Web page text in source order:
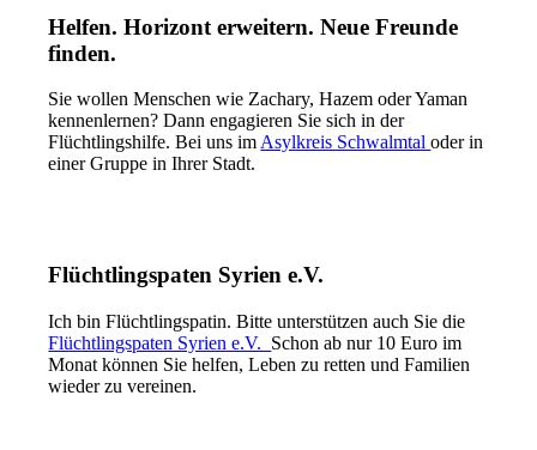
Helfen. Horizont erweitern. Neue Freunde
finden.
Sie wollen Menschen wie Zachary, Hazem oder Yaman
kennenlernen? Dann engagieren Sie sich in der
Flüchtlingshilfe. Bei uns im Asylkreis Schwalmtaloder in
einer Gruppe in Ihrer Stadt.
Flüchtlingspaten Syrien e.V.
Ich bin Flüchtlingspatin. Bitte unterstützen auch Sie die
Flüchtlingspaten Syrien e.V. Schon ab nur 10 Euro im
Monat können Sie helfen, Leben zu retten und Familien
wieder zu vereinen.